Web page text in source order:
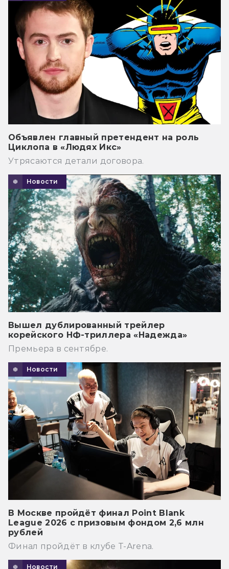
Объявлен главный претендент на роль
Циклопа в «Людях Икс»
Утрясаются детали договора.
Новости
Вышел дублированный трейлер
корейского НФ-триллера «Надежда»
Премьера в сентябре.
Новости
В Москве пройдёт финал Point Blank
League 2026 с призовым фондом 2,6 млн
рублей
Финал пройдёт в клубе T-Arena.
Новости